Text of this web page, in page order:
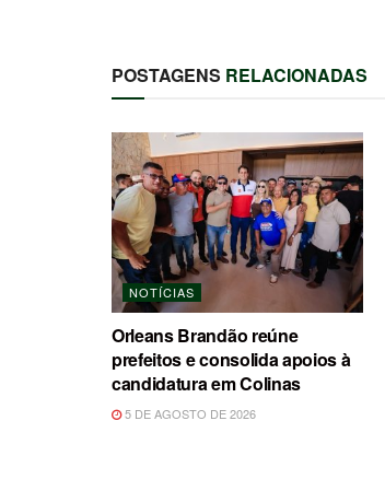
POSTAGENS RELACIONADAS
NOTÍCIAS
Orleans Brandão reúne
prefeitos e consolida apoios à
candidatura em Colinas
5 DE AGOSTO DE 2026